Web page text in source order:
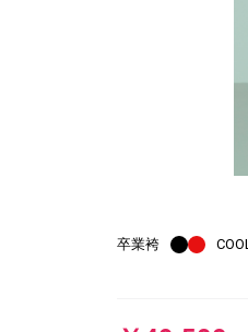
卒業袴 COOL